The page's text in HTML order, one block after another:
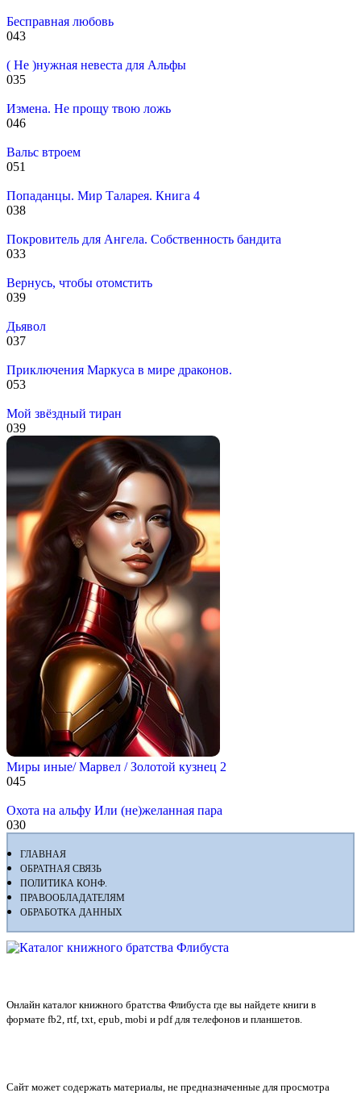
Бесправная любовь
043
( Не )нужная невеста для Альфы
035
Измена. Не прощу твою ложь
046
Вальс втроем
051
Попаданцы. Мир Таларея. Книга 4
038
Покровитель для Ангела. Собственность бандита
033
Вернусь, чтобы отомстить
039
Дьявол
037
Приключения Маркуса в мире драконов.
053
Мой звёздный тиран
039
Миры иные/ Марвел / Золотой кузнец 2
045
Охота на альфу Или (не)желанная пара
030
ГЛАВНАЯ
ОБРАТНАЯ СВЯЗЬ
ПОЛИТИКА КОНФ.
ПРАВООБЛАДАТЕЛЯМ
ОБРАБОТКА ДАННЫХ
Онлайн каталог книжного братства Флибуста где вы найдете книги в
формате fb2, rtf, txt, epub, mobi и pdf для телефонов и планшетов.
Сайт может содержать материалы, не предназначенные для просмотра